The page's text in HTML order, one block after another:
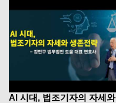
AI 시대, 법조기자의 자세와